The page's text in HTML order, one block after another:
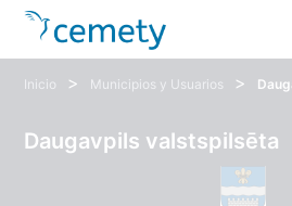
Inicio > Municipios y Usuarios >
Daugavpils valstspilsēta